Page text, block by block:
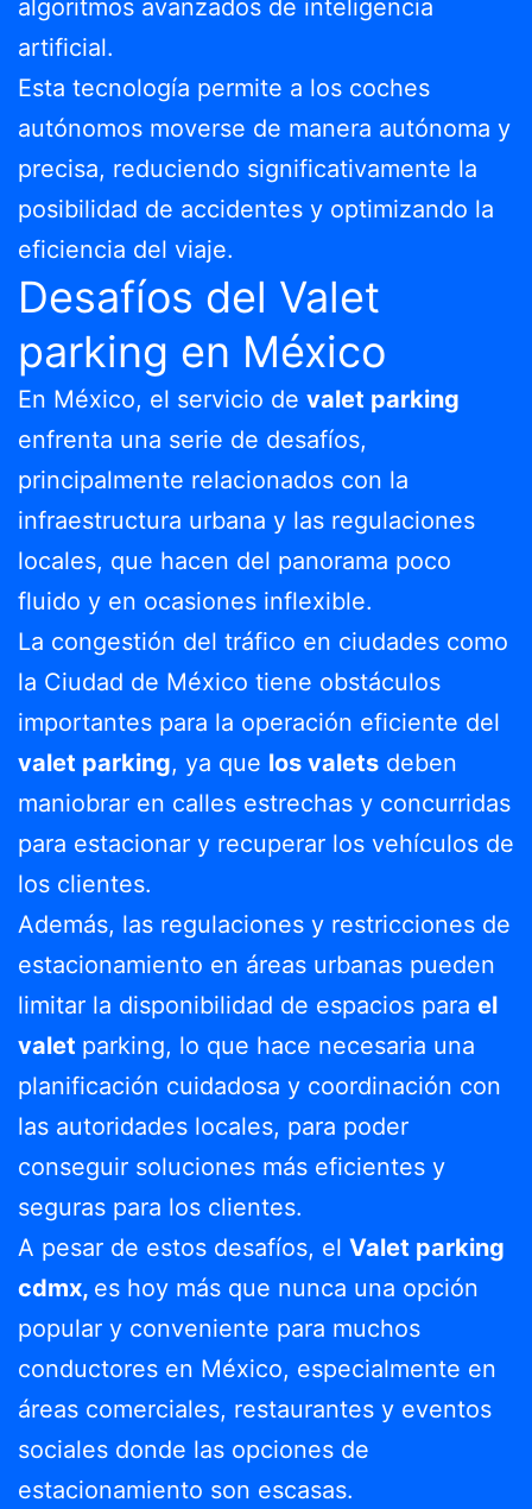
algoritmos avanzados de inteligencia
artificial.
Esta tecnología permite a los coches
autónomos moverse de manera autónoma y
precisa, reduciendo significativamente la
posibilidad de accidentes y optimizando la
eficiencia del viaje.
Desafíos del Valet
parking en México
En México, el servicio de valet parking
enfrenta una serie de desafíos,
principalmente relacionados con la
infraestructura urbana y las regulaciones
locales, que hacen del panorama poco
fluido y en ocasiones inflexible.
La congestión del tráfico en ciudades como
la Ciudad de México tiene obstáculos
importantes para la operación eficiente del
valet parking, ya que los valets deben
maniobrar en calles estrechas y concurridas
para estacionar y recuperar los vehículos de
los clientes.
Además, las regulaciones y restricciones de
estacionamiento en áreas urbanas pueden
limitar la disponibilidad de espacios para el
valet parking, lo que hace necesaria una
planificación cuidadosa y coordinación con
las autoridades locales, para poder
conseguir soluciones más eficientes y
seguras para los clientes.
A pesar de estos desafíos, el Valet parking
cdmx, es hoy más que nunca una opción
popular y conveniente para muchos
conductores en México, especialmente en
áreas comerciales, restaurantes y eventos
sociales donde las opciones de
estacionamiento son escasas.